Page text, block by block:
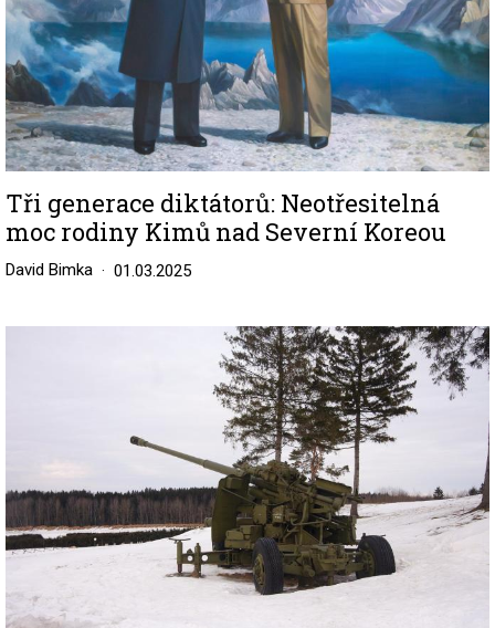
Tři generace diktátorů: Neotřesitelná
moc rodiny Kimů nad Severní Koreou
David Bimka 01.03.2025